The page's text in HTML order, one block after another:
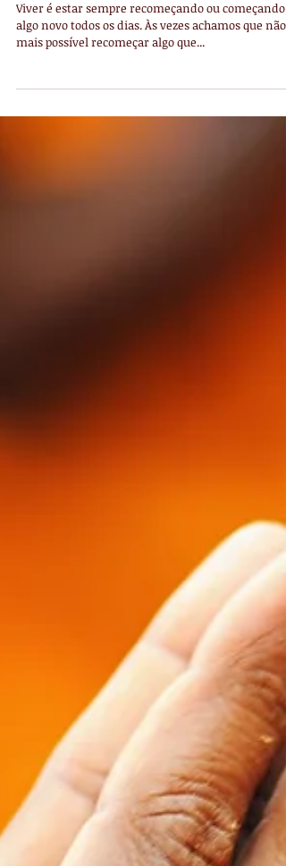
UM NOVO RECOMEÇO
Viver é estar sempre recomeçando ou começando
mais possível recomeçar algo que...